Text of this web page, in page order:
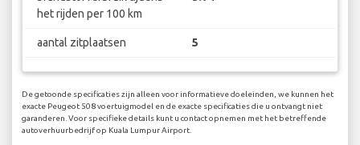
het rijden per 100 km
aantal zitplaatsen 5
De getoonde specificaties zijn alleen voor informatieve doeleinden, we kunnen het
exacte Peugeot 508 voertuigmodel en de exacte specificaties die u ontvangt niet
garanderen. Voor specifieke details kunt u contact opnemen met het betreffende
autoverhuurbedrijf op Kuala Lumpur Airport.